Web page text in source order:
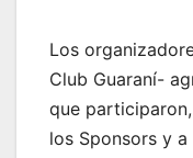
Los
Club Guaraní-
que
los Sponsors y